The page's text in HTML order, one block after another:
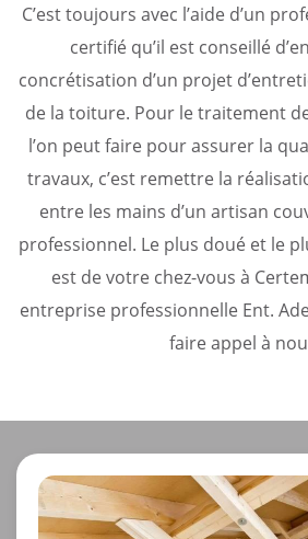
C’est toujours avec l’aide d’un
certifié qu’il est conseillé
concrétisation d’un projet
de la toiture. Pour le traitement
l’on peut faire pour assurer la
travaux, c’est remettre la
entre les mains d’un artisan
professionnel. Le plus doué et le
est de votre chez-vous à
entreprise professionnelle Ent.
faire appel à